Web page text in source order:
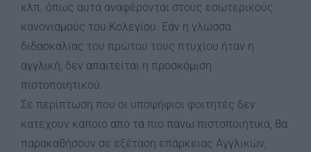
κλπ. όπως αυτά αναφέρονται στους εσωτερικούς
κανονισμούς του Κολεγίου. Εάν η γλώσσα
διδασκαλίας του πρώτου τους πτυχίου ήταν η
αγγλική, δεν απαιτείται η προσκόμιση
πιστοποιητικού.
Σε περίπτωση που οι υποψήφιοι φοιτητές δεν
κατέχουν κάποιο από τα πιο πάνω πιστοποιητικά, θα
παρακαθήσουν σε εξέταση επάρκειας Αγγλικών,